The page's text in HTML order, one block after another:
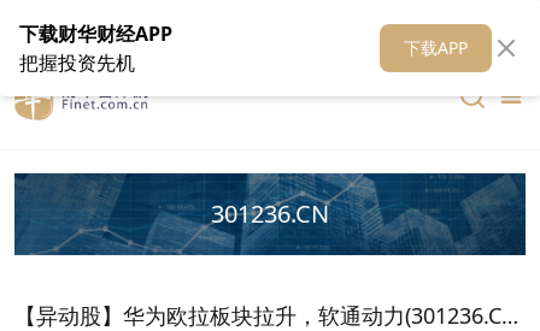
在线客服 关于我们 财华媒体矩阵 财华智库
301236.CN
【异动股】华为欧拉板块拉升，软通动力(301236.CN)
下载财华财经APP
把握投资先机
下载APP